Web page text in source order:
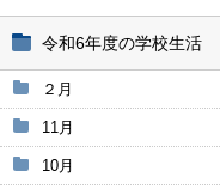
令和6年度の学校生活
２月
11月
10月